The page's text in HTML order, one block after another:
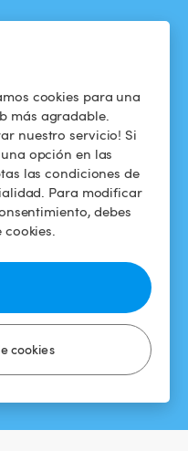
cookies para una
más agradable.
nuestro servicio! Si
opción en las
las condiciones de
Para modificar
debes
cookies
Condiciones de
uso
Política de
confidencialidad
Aviso legal